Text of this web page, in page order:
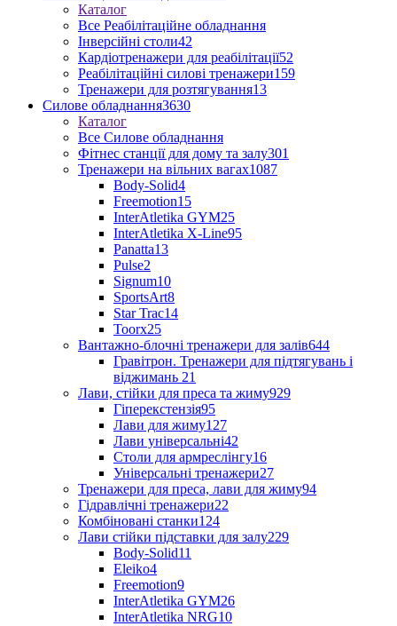
Каталог
Все Реабілітаційне обладнання
Інверсійні столи42
Кардіотренажери для реабілітації52
Реабілітаційні силові тренажери159
Тренажери для розтягування13
Силове обладнання3630
Каталог
Все Силове обладнання
Фітнес станції для дому та залу301
Тренажери на вільних вагах1087
Body-Solid4
Freemotion15
InterAtletika GYM25
InterAtletika X-Line95
Panatta13
Pulse2
Signum10
SportsArt8
Star Trac14
Toorx25
Вантажно-блочні тренажери для залів644
Гравітрон. Тренажери для підтягувань і
віджимань 21
Лави, стійки для преса та жиму929
Гіперекстензія95
Лави для жиму127
Лави універсальні42
Столи для армреслінгу16
Універсальні тренажери27
Тренажери для преса, лави для жиму94
Гідравлічні тренажери22
Комбіновані станки124
Лави стійки підставки для залу229
Body-Solid11
Eleiko4
Freemotion9
InterAtletika GYM26
InterAtletika NRG10